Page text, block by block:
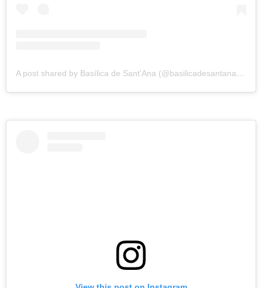
A post shared by Basílica de Sant'Ana (@basilicadesantanasp)